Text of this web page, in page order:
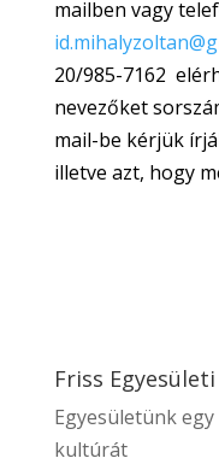
mailben vagy
20/985-7162
nevezőket
mail-be kérjük
illetve azt, hogy
Friss
Egyesületünk
kultúrát